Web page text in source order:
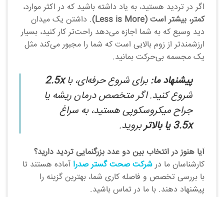
اگر در تردید هستید، به یاد داشته باشید که در اکثر موارد،
کمتر، بیشتر است (Less is More)
. داشتن یک میدان
دید وسیع که به شما اجازه می‌دهد راحت‌تر کار کنید، بسیار
ارزشمندتر از زوم بالایی است که شما را مجبور می‌کند مثل
یک مجسمه بی‌حرکت بمانید.
پیشنهاد ما:برای شروع حرفه‌ای، با2.5x
شروع کنید. اگر متخصص درمان ریشه یا
جراح میکروسکوپی هستید، به سراغ
3.5x یا بالاتر
بروید.
آیا هنوز در انتخاب بین دو عدد بزرگنمایی تردید دارید؟
کارشناسان ما درشرکت صحت گستر صدراآماده هستند تا
با بررسی تخصص و فاصله کاری شما، بهترین گزینه را
پیشنهاد دهند. با ما در تماس باشید.